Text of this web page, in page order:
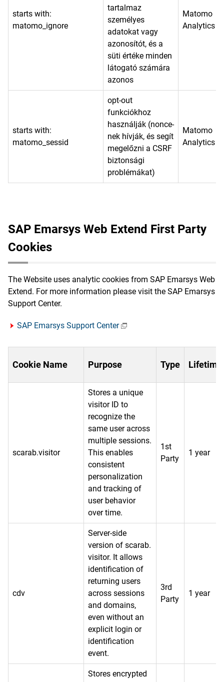
starts with:
matomo_ignore
tartalmaz
személyes
adatokat vagy
azonosítót, és a
süti értéke minden
látogató számára
azonos
Matomo
Analytics
starts with:
matomo_sessid
opt-out
funkciókhoz
használják (nonce-
nek hívják, és segít
megelőzni a CSRF
biztonsági
problémákat)
Matomo
Analytics
SAP Emarsys Web Extend First Party
Cookies
The Website uses analytic cookies from SAP Emarsys Web
Extend. For more information please visit the SAP Emarsys
Support Center.
SAP Emarsys Support Center
Cookie Name Purpose Type Lifetime
scarab.visitor
Stores a unique
visitor ID to
recognize the
same user across
multiple sessions.
This enables
consistent
personalization
and tracking of
user behavior
over time.
1st
Party
1 year
cdv
Server-side
version of scarab.
visitor. It allows
identification of
returning users
across sessions
and domains,
even without an
explicit login or
identification
event.
3rd
Party
1 year
Stores encrypted